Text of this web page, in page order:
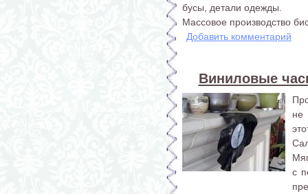
бусы, детали одежды.
Массовое производство
Добавить комментарий
Виниловые
не
с